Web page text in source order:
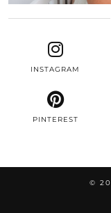
INSTAGRAM
PINTEREST
©